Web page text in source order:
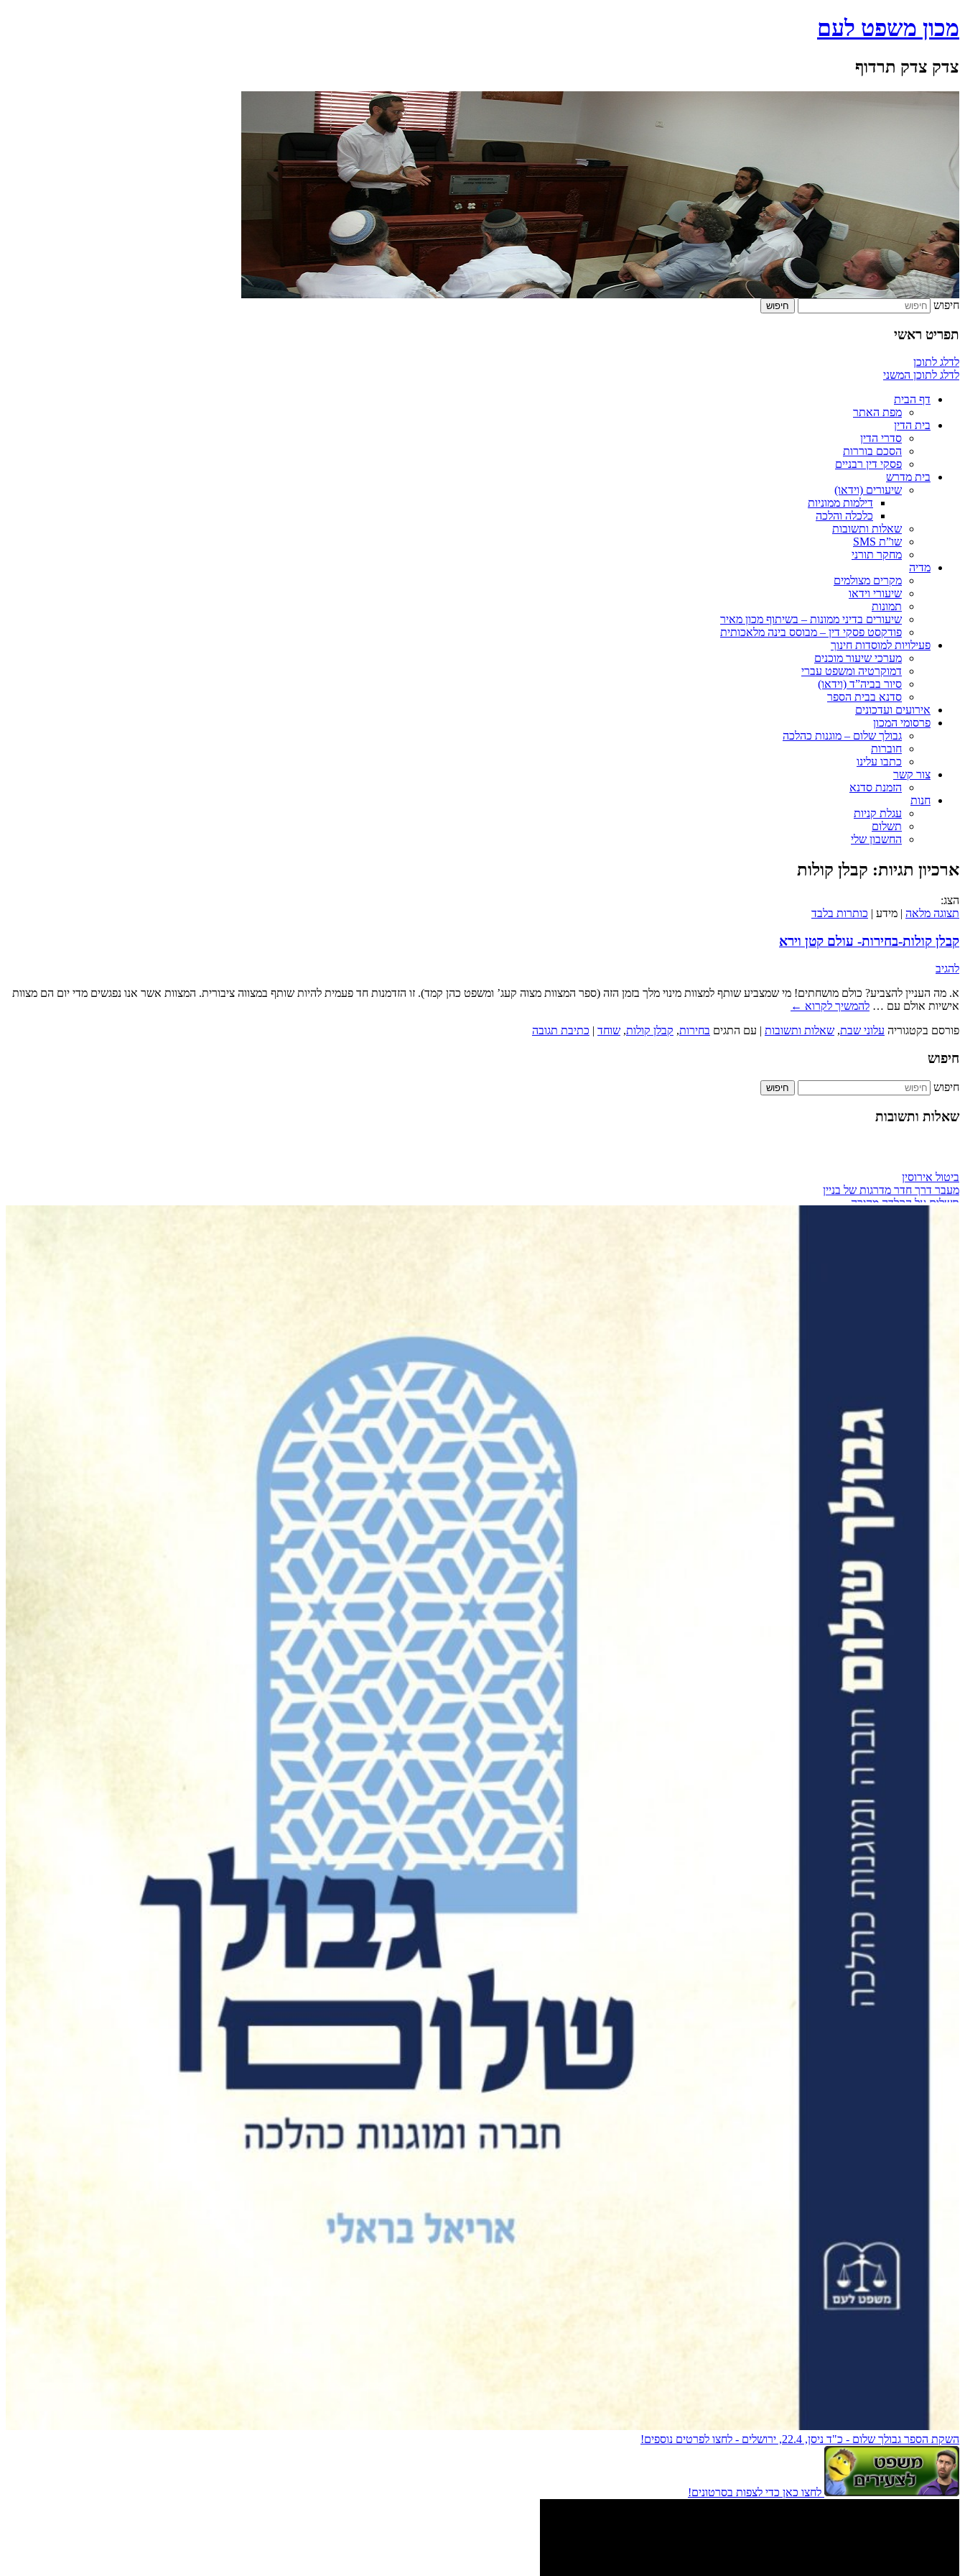
מכון משפט לעם
צדק צדק תרדוף
חיפוש
תפריט ראשי
לדלג לתוכן
לדלג לתוכן המשני
דף הבית
מפת האתר
בית הדין
סדרי הדין
הסכם בוררות
פסקי דין רבניים
בית מדרש
שיעורים (וידאו)
דילמות ממוניות
כלכלה והלכה
שאלות ותשובות
שו”ת SMS
מחקר תורני
מדיה
מקרים מצולמים
שיעורי וידאו
תמונות
שיעורים בדיני ממונות – בשיתוף מכון מאיר
פודקסט פסקי דין – מבוסס בינה מלאכותית
פעילויות למוסדות חינוך
מערכי שיעור מוכנים
דמוקרטיה ומשפט עברי
סיור בביה”ד (וידאו)
סדנא בבית הספר
אירועים ועדכונים
פרסומי המכון
גבולך שלום – מוגנות כהלכה
חוברות
כתבו עלינו
צור קשר
הזמנת סדנא
חנות
עגלת קניות
תשלום
החשבון שלי
ארכיון תגיות: קבלן קולות
הצג:
תצוגה מלאה | מידע | כותרות בלבד
קבלן קולות-בחירות- עולם קטן וירא
להגיב
א. מה העניין להצביע? כולם מושחתים! מי שמצביע שותף למצוות מינוי מלך בזמן הזה (ספר המצוות מצוה קעג’ ומשפט כהן קמד). זו הזדמנות חד פעמית להיות שותף במצווה ציבורית. המצוות אשר אנו נפגשים מדי יום הם מצוות
אישיות אולם עם … להמשיך לקרוא ←
פורסם בקטגוריה עלוני שבת, שאלות ותשובות עם התגים בחירות, קבלן קולות, שוחד כתיבת תגובה
חיפוש
חיפוש
שאלות ותשובות
מעבר דרך חדר מדרגות של בניין
תשלום על הקלדה מהירה
כמה אחוזים מותר לארגון צדקה לתת למתרימים?
השקת הספר גבולך שלום - כ"ד ניסן, 22.4, ירושלים - לחצו לפרטים נוספים!
לחצו כאן כדי לצפות בסרטונים!